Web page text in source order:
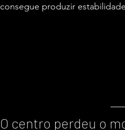
consegue produzir
O centro perdeu o